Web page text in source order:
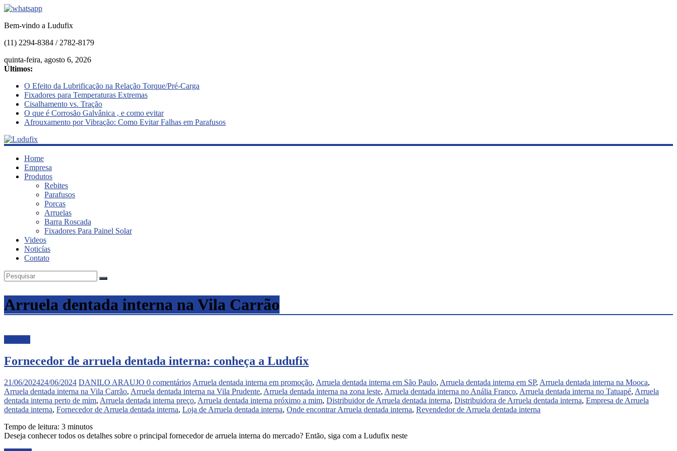
Bem-vindo a Ludufix
(11) 2294-8384 / 2782-8179
quinta-feira, agosto 6, 2026
Últimos:
O Efeito da Lubrificação na Relação Torque/Pré-Carga
Fixadores para Temperaturas Extremas
Cisalhamento vs. Tração
O que é Corrosão Galvânica , e como evitar
Afrouxamento por Vibração: Como Evitar Falhas em Parafusos
Ludufix
Fixadores
Home
Empresa
Produtos
Rebites
Parafusos
Porcas
Arruelas
Barra Roscada
Fixadores Para Painel Solar
Videos
Noticías
Contato
Arruela dentada interna na Vila Carrão
Fornecedor de arruela dentada interna: conheça a Ludufix
21/06/202424/06/2024 DANILO ARAUJO 0 comentários Arruela dentada interna em promoção, Arruela dentada interna em São Paulo, Arruela dentada interna em SP, Arruela dentada interna na Mooca,
Arruela dentada interna na Vila Carrão, Arruela dentada interna na Vila Prudente, Arruela dentada interna na zona leste, Arruela dentada interna no Anália Franco, Arruela dentada interna no Tatuapé, Arruela
dentada interna perto de mim, Arruela dentada interna preço, Arruela dentada interna próximo a mim, Distribuidor de Arruela dentada interna, Distribuidora de Arruela dentada interna, Empresa de Arruela
dentada interna, Fornecedor de Arruela dentada interna, Loja de Arruela dentada interna, Onde encontrar Arruela dentada interna, Revendedor de Arruela dentada interna
Tempo de leitura: 3 minutos
Deseja conhecer todos os detalhes sobre o principal fornecedor de arruela interna do mercado? Então, siga com a Ludufix neste